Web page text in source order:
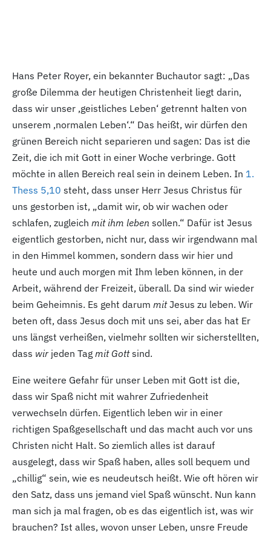
Hans Peter Royer, ein bekannter Buchautor sagt: „Das
große Dilemma der heutigen Christenheit liegt darin,
dass wir unser ‚geistliches Leben‘ getrennt halten von
unserem ‚normalen Leben‘.“ Das heißt, wir dürfen den
grünen Bereich nicht separieren und sagen: Das ist die
Zeit, die ich mit Gott in einer Woche verbringe. Gott
möchte in allen Bereich real sein in deinem Leben. In 1.
Thess 5,10 steht, dass unser Herr Jesus Christus für
uns gestorben ist, „damit wir, ob wir wachen oder
schlafen, zugleich mit ihm leben sollen.“ Dafür ist Jesus
eigentlich gestorben, nicht nur, dass wir irgendwann mal
in den Himmel kommen, sondern dass wir hier und
heute und auch morgen mit Ihm leben können, in der
Arbeit, während der Freizeit, überall. Da sind wir wieder
beim Geheimnis. Es geht darum mitJesus zu leben. Wir
beten oft, dass Jesus doch mit uns sei, aber das hat Er
uns längst verheißen, vielmehr sollten wir sicherstellten,
dass wir jeden Tag mit Gottsind.
Eine weitere Gefahr für unser Leben mit Gott ist die,
dass wir Spaß nicht mit wahrer Zufriedenheit
verwechseln dürfen. Eigentlich leben wir in einer
richtigen Spaßgesellschaft und das macht auch vor uns
Christen nicht Halt. So ziemlich alles ist darauf
ausgelegt, dass wir Spaß haben, alles soll bequem und
„chillig“ sein, wie es neudeutsch heißt. Wie oft hören wir
den Satz, dass uns jemand viel Spaß wünscht. Nun kann
man sich ja mal fragen, ob es das eigentlich ist, was wir
brauchen? Ist alles, wovon unser Leben, unsre Freude